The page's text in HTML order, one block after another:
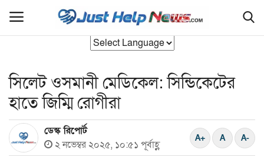
হোম
বাংলাদেশ
যুক্তরাজ‍্য
সিলেট ওসমানী মেডিকেল: সিন্ডিকেটের
হাতে জিম্মি রোগীরা
ডেস্ক রিপোর্ট
২ নভেম্বর ২০২৫, ১০:৫১ পূর্বাহ্ণ